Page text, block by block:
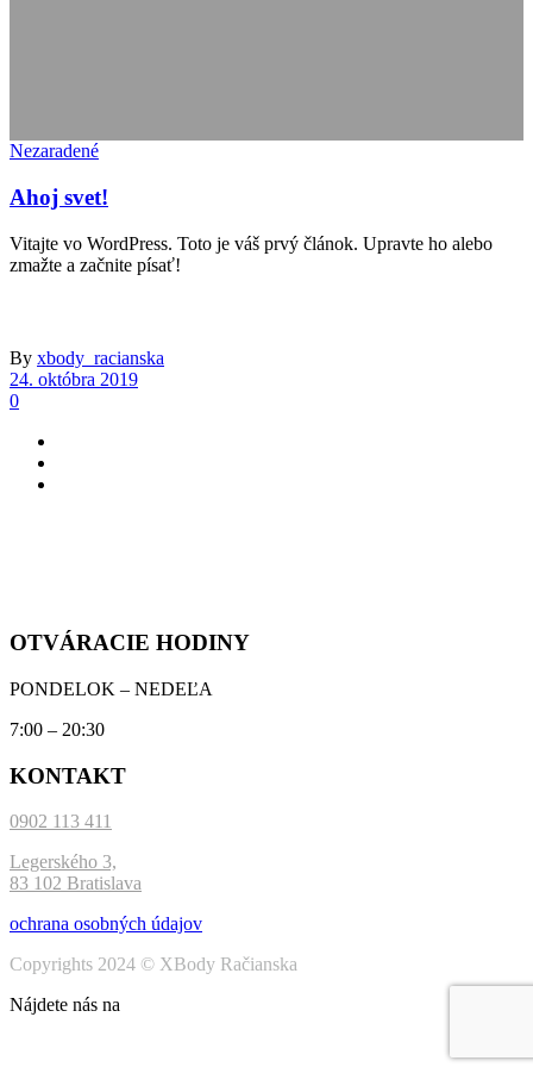
Nezaradené
Ahoj svet!
Vitajte vo WordPress. Toto je váš prvý článok. Upravte ho alebo
zmažte a začnite písať!
By xbody_racianska
24. októbra 2019
0
OTVÁRACIE HODINY
PONDELOK – NEDEĽA
7:00 – 20:30
KONTAKT
0902 113 411
Legerského 3,
83 102 Bratislava
ochrana osobných údajov
Copyrights 2024 © XBody Račianska
Nájdete nás na